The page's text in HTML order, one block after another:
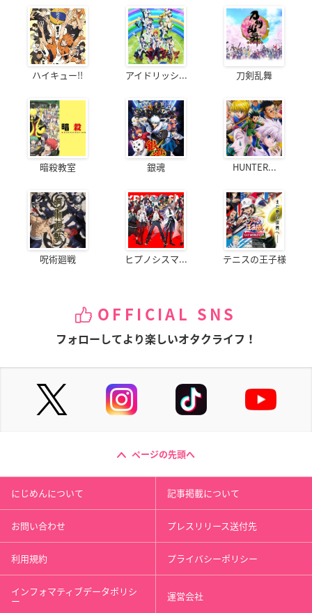
ハイキュー!! アイドリッシ... 刀剣乱舞
暗殺教室 銀魂 HUNTER...
呪術廻戦 ヒプノシスマ... テニスの王子様
OFFICIAL SNS
フォローしてより楽しいオタクライフ！
ページの先頭へ
にじめんについて 記事掲載について
お問い合わせ プレスリリース送付先
利用規約 プライバシーポリシー
インフォマティブデータポリシ
ー 運営会社